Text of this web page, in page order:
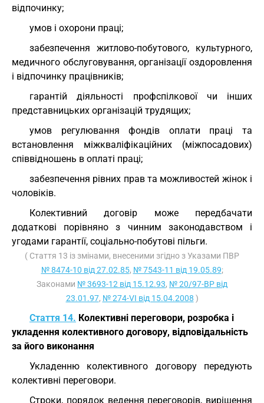
відпочинку;
умов і охорони праці;
забезпечення житлово-побутового, культурного,
медичного обслуговування, організації оздоровлення
і відпочинку працівників;
гарантій діяльності профспілкової чи інших
представницьких організацій трудящих;
умов регулювання фондів оплати праці та
встановлення міжкваліфікаційних (міжпосадових)
співвідношень в оплаті праці;
забезпечення рівних прав та можливостей жінок і
чоловіків.
Колективний договір може передбачати
додаткові порівняно з чинним законодавством і
угодами гарантії, соціально-побутові пільги.
( Стаття 13 із змінами, внесеними згідно з Указами ПВР
№ 8474-10 від 27.02.85, № 7543-11 від 19.05.89;
Законами № 3693-12 від 15.12.93, № 20/97-ВР від
23.01.97, № 274-VI від 15.04.2008 )
Стаття 14. Колективні переговори, розробка і
укладення колективного договору, відповідальність
за його виконання
Укладенню колективного договору передують
колективні переговори.
Строки, порядок ведення переговорів, вирішення